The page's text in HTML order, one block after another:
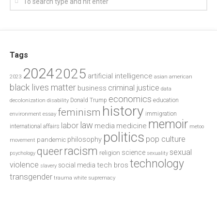
Tags
2023 20242025 artificial intelligence asian american
black lives matter business criminal justice data
decolonization disability Donald Trump economics education
environment essay feminism history immigration
international affairs labor law media medicine memoir metoo
movement pandemic philosophy politics pop culture
psychology queerracism religion science sexuality sexual
violence slavery social media tech bros technology
transgender trauma white supremacy